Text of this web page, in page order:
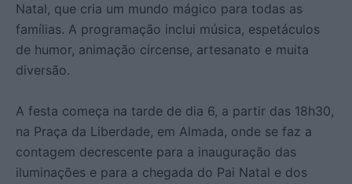
Natal, que cria um mundo mágico para todas as
famílias. A programação inclui música, espetáculos
de humor, animação circense, artesanato e muita
diversão.
A festa começa na tarde de dia 6, a partir das 18h30,
na Praça da Liberdade, em Almada, onde se faz a
contagem decrescente para a inauguração das
iluminações e para a chegada do Pai Natal e dos